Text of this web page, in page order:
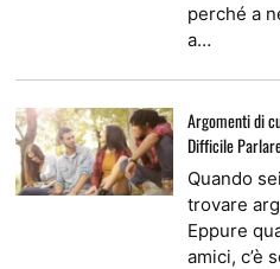
perché a
a…
Argomenti di
Difficile
Quando
trovare
Eppure
amici, c’è